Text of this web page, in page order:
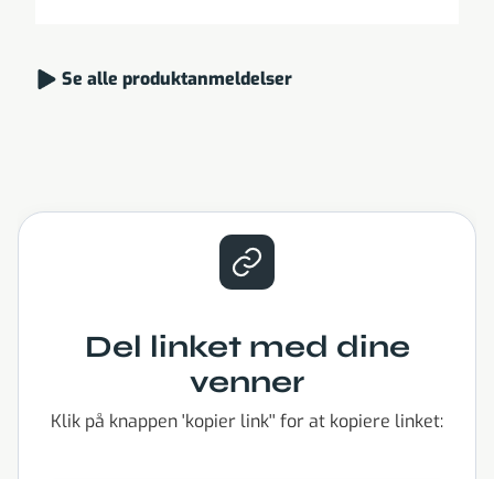
Se alle produktanmeldelser
Del linket med dine
venner
Klik på knappen 'kopier link'' for at kopiere linket: